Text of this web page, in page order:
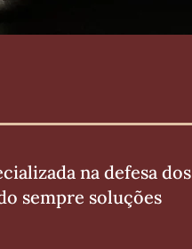
na defesa dos
sempre soluções